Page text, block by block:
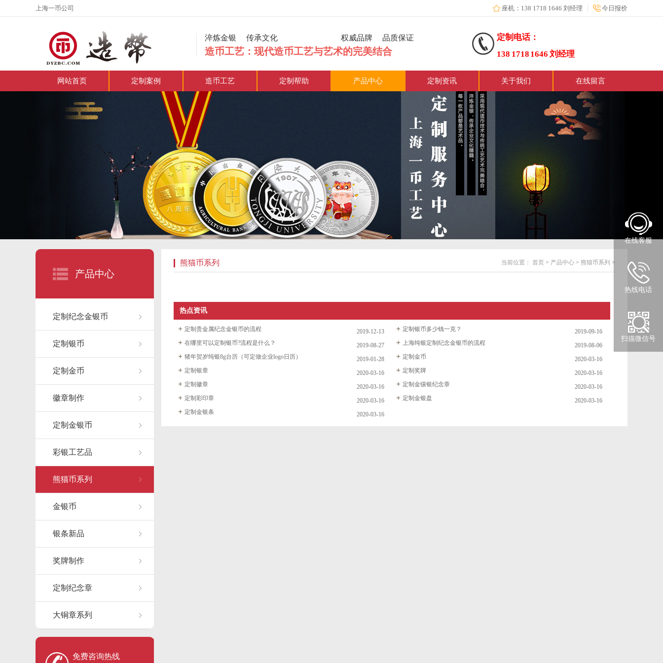
上海一币公司 座机：138 1718 1646 刘经理 今日报价
淬炼金银 传承文化 权威品牌 品质保证
造币工艺：现代造币工艺与艺术的完美结合
定制电话：
138 1718 1646 刘经理
网站首页 定制案例 造币工艺 定制帮助 产品中心 定制资讯 关于我们 在线留言
产品中心
定制纪念金银币
定制银币
定制金币
徽章制作
定制金银币
彩银工艺品
熊猫币系列
金银币
银条新品
奖牌制作
定制纪念章
大铜章系列
免费咨询热线
熊猫币系列 当前位置： 首页 > 产品中心 > 熊猫币系列 >
热点资讯
2019-12-13
定制贵金属纪念金银币的流程 2019-09-16
定制银币多少钱一克？
2019-08-27
在哪里可以定制银币?流程是什么？ 2019-08-06
上海纯银定制纪念金银币的流程
2019-01-28
猪年贺岁纯银8g台历（可定做企业logo日历） 2020-03-16
定制金币
2020-03-16
定制银章 2020-03-16
定制奖牌
2020-03-16
定制徽章 2020-03-16
定制金镶银纪念章
2020-03-16
定制彩印章 2020-03-16
定制金银盘
2020-03-16
定制金银条
在线客服
热线电话
扫描微信号